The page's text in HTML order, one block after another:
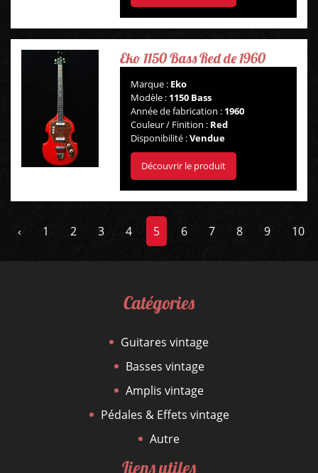
Eko 1150 Bass Red de 1960
Marque : Eko
Modèle : 1150 Bass
Année de fabrication : 1960
Couleur / Finition : Red
Disponibilité :Vendue
Découvrir le produit
‹ 1 2 3 4 5 6 7 8 9 10
Catégories
Guitares vintage
Basses vintage
Amplis vintage
Pédales & Effets vintage
Autre
Liens utiles